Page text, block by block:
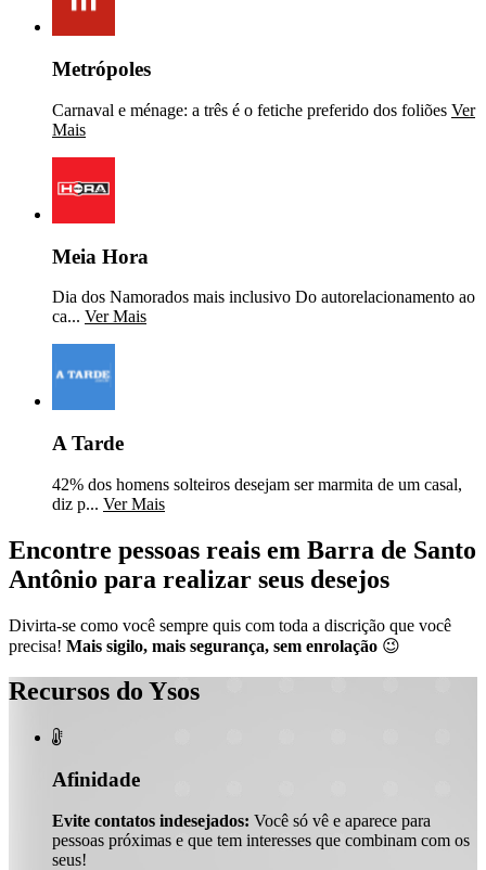
Metrópoles
Carnaval e ménage: a três é o fetiche preferido dos foliões Ver
Mais
Meia Hora
Dia dos Namorados mais inclusivo Do autorelacionamento ao
ca... Ver Mais
A Tarde
42% dos homens solteiros desejam ser marmita de um casal,
diz p... Ver Mais
Encontre pessoas reais em Barra de Santo
Antônio para realizar seus desejos
Divirta-se como você sempre quis com toda a discrição que você
precisa! Mais sigilo, mais segurança, sem enrolação 😉
Recursos do Ysos

Afinidade
Evite contatos indesejados: Você só vê e aparece para
pessoas próximas e que tem interesses que combinam com os
seus!